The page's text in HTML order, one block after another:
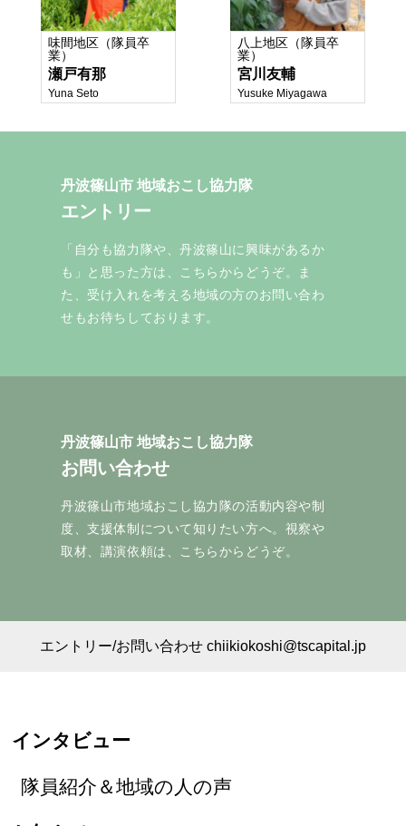
味間地区（隊員卒
業）
瀬戸有那
Yuna Seto
八上地区（隊員卒
業）
宮川友輔
Yusuke Miyagawa
丹波篠山市 地域おこし協力隊
エントリー
「自分も協力隊や、丹波篠山に興味があるか
も」と思った方は、こちらからどうぞ。ま
た、受け入れを考える地域の方のお問い合わ
せもお待ちしております。
丹波篠山市 地域おこし協力隊
お問い合わせ
丹波篠山市地域おこし協力隊の活動内容や制
度、支援体制について知りたい方へ。視察や
取材、講演依頼は、こちらからどうぞ。
エントリー/お問い合わせ chiikiokoshi@tscapital.jp
インタビュー
隊員紹介＆地域の人の声